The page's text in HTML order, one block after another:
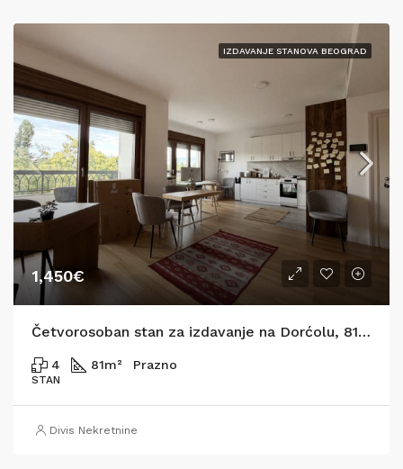
IZDAVANJE STANOVA BEOGRAD
1,450€
Četvorosoban stan za izdavanje na Dorćolu, 81m2
4 81m² Prazno
STAN
Divis Nekretnine